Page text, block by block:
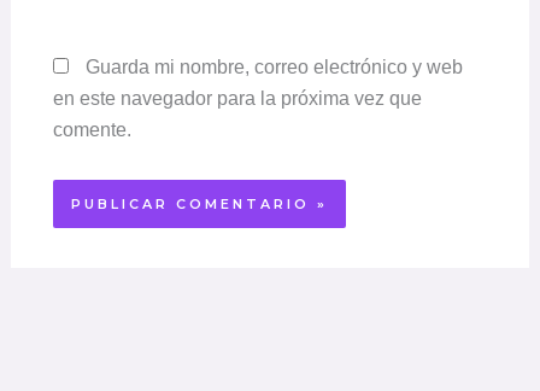
Guarda mi nombre, correo electrónico y web
en este navegador para la próxima vez que
comente.